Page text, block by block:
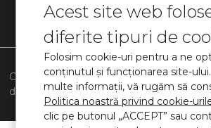
Blog
Contacte
info@avant-
Toate drepturile rezervate.
Condiții Generale
de Vânzare
Politica de
confidențialitate
Elaborat în:Rost
Acest site web
diferite tipuri de
Folosim cookie-uri pentru a ne
conținutul și funcționarea site-
multe informații, vă rugăm să
Politica noastră privind cookie-
clic pe butonul „ACCEPT” sau